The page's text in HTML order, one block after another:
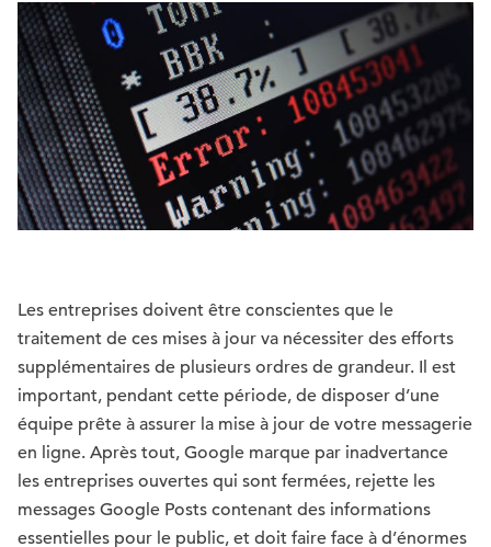
Les entreprises doivent être conscientes que le
traitement de ces mises à jour va nécessiter des efforts
supplémentaires de plusieurs ordres de grandeur. Il est
important, pendant cette période, de disposer d’une
équipe prête à assurer la mise à jour de votre messagerie
en ligne. Après tout, Google marque par inadvertance
les entreprises ouvertes qui sont fermées, rejette les
messages Google Posts contenant des informations
essentielles pour le public, et doit faire face à d’énormes